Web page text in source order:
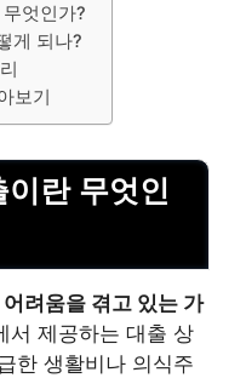
엇인가?
게 되나?
보기
란 무엇인
려움을 겪고 있는 가
서 제공하는 대출 상
한 생활비나 의식주